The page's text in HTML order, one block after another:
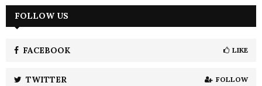
h
FOLLOW US
FACEBOOK LIKE
TWITTER FOLLOW